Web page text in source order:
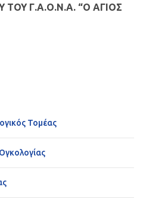
ΤΟΥ Γ.Α.Ο.Ν.Α. “Ο ΑΓΙΟΣ
Τομέας